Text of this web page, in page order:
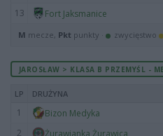
13
Fort Jaksmanice
M mecze, Pkt punkty · zwycięstwo
JAROSŁAW > KLASA B PRZEMYŚL -
LP DRUŻYNA
1 Bizon Medyka
2
Żurawianka Żurawica